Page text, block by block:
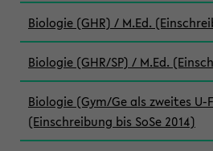
Biologie (GHR) / M.Ed.
Biologie (GHR/SP) / M.Ed.
Biologie (Gym/Ge als zweites U-
(Einschreibung bis SoSe 2014)